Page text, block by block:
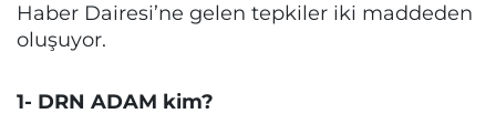
Haber Dairesi’ne gelen tepkiler iki maddeden
oluşuyor.
1- DRN ADAM kim?